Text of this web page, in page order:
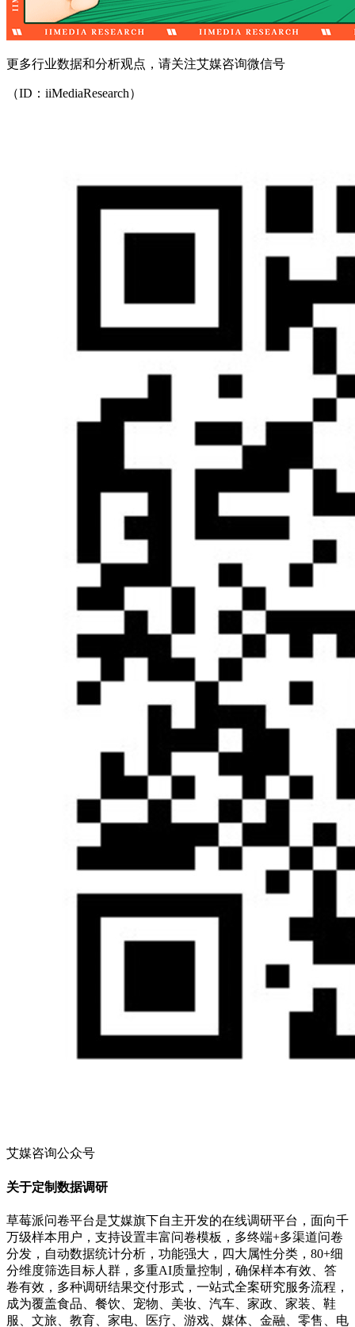
更多行业数据和分析观点，请关注艾媒咨询微信号
（ID：iiMediaResearch）
艾媒咨询公众号
关于定制数据调研
草莓派问卷平台是艾媒旗下自主开发的在线调研平台，面向千
万级样本用户，支持设置丰富问卷模板，多终端+多渠道问卷
分发，自动数据统计分析，功能强大，四大属性分类，80+细
分维度筛选目标人群，多重AI质量控制，确保样本有效、答
卷有效，多种调研结果交付形式，一站式全案研究服务流程，
成为覆盖食品、餐饮、宠物、美妆、汽车、家政、家装、鞋
服、文旅、教育、家电、医疗、游戏、媒体、金融、零售、电